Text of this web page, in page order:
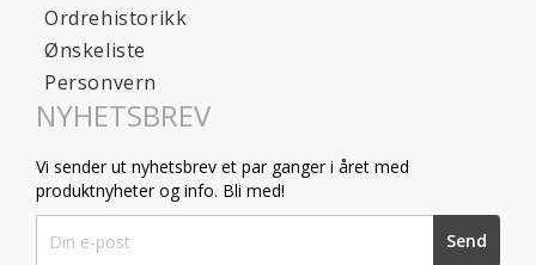
Ordrehistorikk
Ønskeliste
Personvern
NYHETSBREV
Vi sender ut nyhetsbrev et par ganger i året med
produktnyheter og info. Bli med!
Up
Send